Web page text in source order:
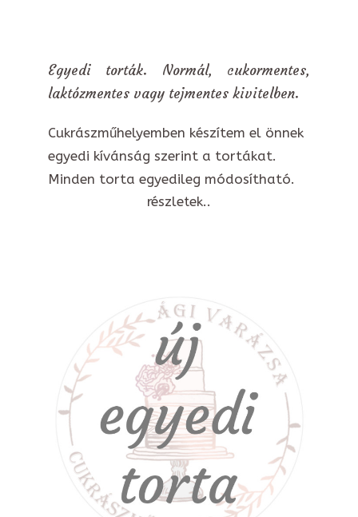
Egyedi torták. Normál, cukormentes,
laktózmentes vagy tejmentes kivitelben.
Cukrászműhelyemben készítem el önnek
egyedi kívánság szerint a tortákat.
Minden torta egyedileg módosítható.
részletek..